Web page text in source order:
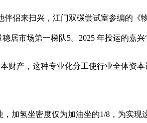
侣来扫兴，江门双碳尝试室参编的《
居市场第一梯队5。2025 年投运的嘉兴
产，这种专业化分工使行业全体资本
氢坐密度仅为加油坐的1/8，为实现